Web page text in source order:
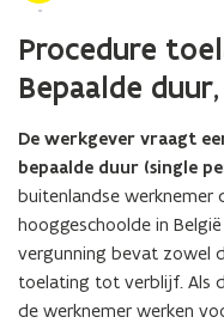
Procedure
Bepaalde
De werkgever vraagt
bepaalde duur (single
buitenlandse werknemer
hooggeschoolde in
vergunning bevat zowel
toelating tot verblijf. Als
de werknemer werken